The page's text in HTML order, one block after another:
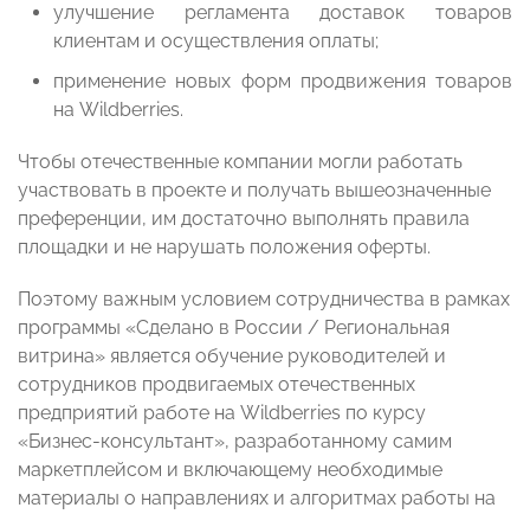
улучшение регламента доставок товаров
клиентам и осуществления оплаты;
применение новых форм продвижения товаров
на Wildberries.
Чтобы отечественные компании могли работать
участвовать в проекте и получать вышеозначенные
преференции, им достаточно выполнять правила
площадки и не нарушать положения оферты.
Поэтому важным условием сотрудничества в рамках
программы «Сделано в России / Региональная
витрина» является обучение руководителей и
сотрудников продвигаемых отечественных
предприятий работе на Wildberries по курсу
«Бизнес-консультант», разработанному самим
маркетплейсом и включающему необходимые
материалы о направлениях и алгоритмах работы на